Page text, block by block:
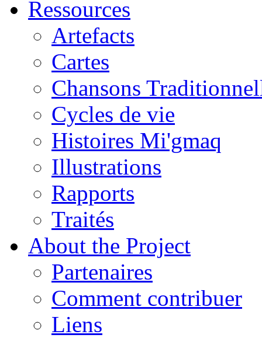
Ressources
Artefacts
Cartes
Chansons
Cycles de vie
Histoires Mi'gmaq
Illustrations
Rapports
Traités
About the Project
Partenaires
Comment contribuer
Liens